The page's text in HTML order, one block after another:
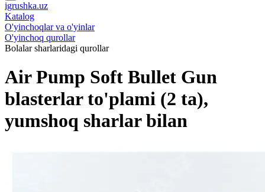
igrushka.uz
Katalog
O'yinchoqlar va o'yinlar
O'yinchoq qurollar
Bolalar sharlaridagi qurollar
Air Pump Soft Bullet Gun
blasterlar to'plami (2 ta),
yumshoq sharlar bilan